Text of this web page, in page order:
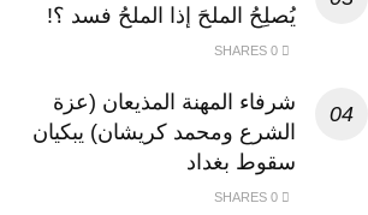
يُصلِحُ الملحَ إذا الملحُ فسد ؟!
شرفاء المهنة المذيعان (عزة
الشرع ومحمد كريشان) يبكيان
سقوط بغداد